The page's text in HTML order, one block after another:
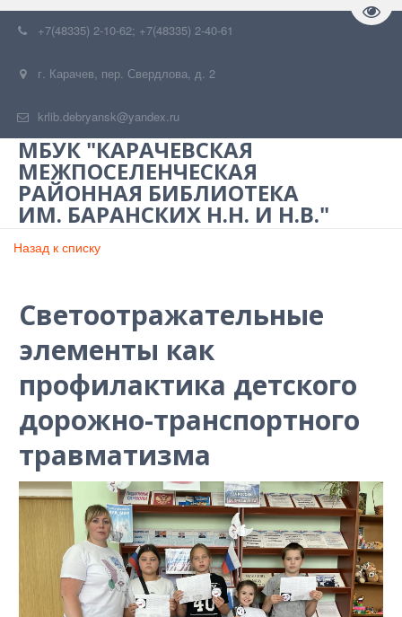
+7(48335) 2-10-62; +7(48335) 2-40-61
г. Карачев, пер. Свердлова, д. 2
krlib.debryansk@yandex.ru
МБУК "КАРАЧЕВСКАЯ
МЕЖПОСЕЛЕНЧЕСКАЯ
РАЙОННАЯ БИБЛИОТЕКА
ИМ. БАРАНСКИХ Н.Н. И Н.В."
Назад к списку
Светоотражательные
элементы как
профилактика детского
дорожно-транспортного
травматизма